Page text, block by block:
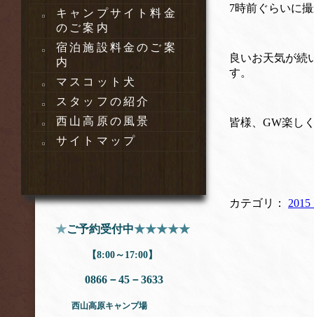
キャンプサイト料金
のご案内
宿泊施設料金のご案
内
マスコット犬
スタッフの紹介
西山高原の風景
サイトマップ
★ご予約受付中★★★★★
【8:00～17:00】
0866－45－3633
西山高原キャンプ場
7時前ぐらいに
良いお天気が
す。
皆様、GW楽し
カテゴリ：